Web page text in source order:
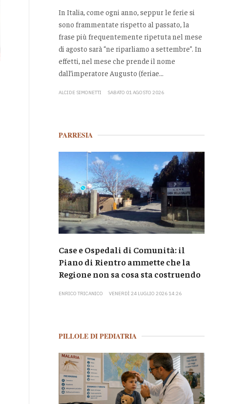
In Italia, come ogni anno, seppur le ferie si
sono frammentate rispetto al passato, la
frase più frequentemente ripetuta nel mese
di agosto sarà “ne riparliamo a settembre”. In
effetti, nel mese che prende il nome
dall’imperatore Augusto (feriae...
ALCIDE SIMONETTI SABATO 01 AGOSTO 2026
PARRESIA
Case e Ospedali di Comunità: il
Piano di Rientro ammette che la
Regione non sa cosa sta costruendo
ENRICO TRICANICO VENERDÌ 24 LUGLIO 2026 14:26
PILLOLE DI PEDIATRIA